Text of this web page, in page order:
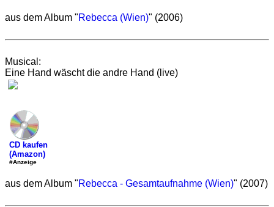
aus dem Album "Rebecca (Wien)" (2006)
Musical:
Eine Hand wäscht die andre Hand (live)
CD kaufen
(Amazon)
#Anzeige
aus dem Album "Rebecca - Gesamtaufnahme (Wien)" (2007)